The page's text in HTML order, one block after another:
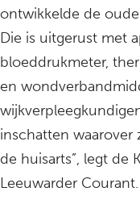
ontwikkelde de
Die is uitgerust met
bloeddrukmeter,
en
inschatten
de huisarts”, legt de
Leeuwarder Courant.